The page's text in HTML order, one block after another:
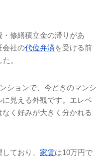
・修繕積立金の滞りがあ
会社の代位弁済を受ける前
。
ションで、今どきのマンシ
見える外観です。エレベ
く好みが大きく分かれる
ており、 家賃は10万円で